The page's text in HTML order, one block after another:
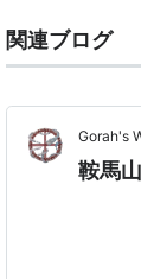
関連ブログ
Gorah's
鞍馬